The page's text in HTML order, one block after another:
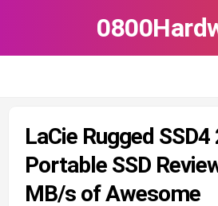
LaCie Rugged SSD4
Portable SSD
MB/s of Awesome